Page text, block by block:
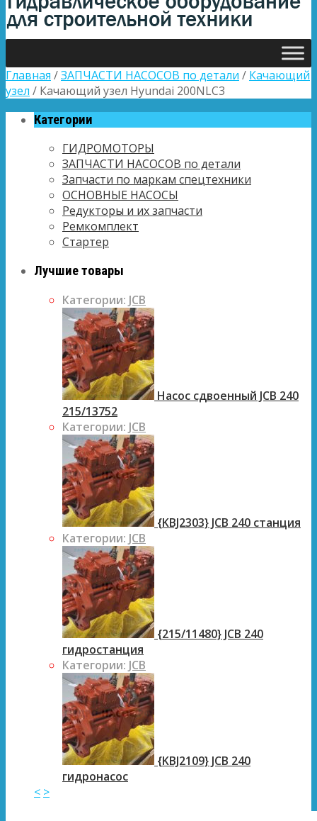
Главная /ЗАПЧАСТИ НАСОСОВ по детали / Качающий
узел / Качающий узел Hyundai 200NLC3
Категории
ГИДРОМОТОРЫ
ЗАПЧАСТИ НАСОСОВ по детали
Запчасти по маркам спецтехники
ОСНОВНЫЕ НАСОСЫ
Редукторы и их запчасти
Ремкомплект
Стартер
Лучшие товары
Категории: JCB
Насос сдвоенный JCB 240
215/13752
Категории: JCB
{KBJ2303} JCB 240 станция
Категории: JCB
{215/11480} JCB 240
гидростанция
Категории: JCB
{KBJ2109} JCB 240
гидронасос
< >